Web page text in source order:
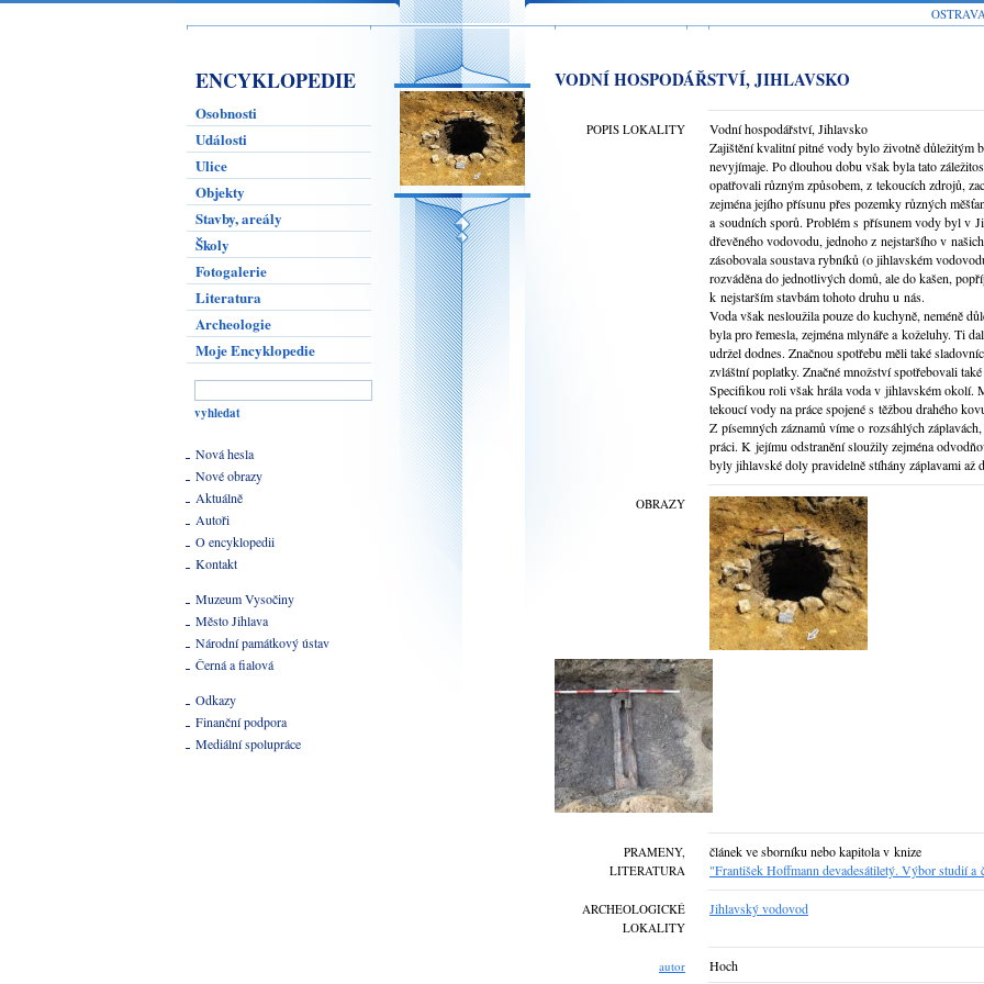
ENCYKLOPEDIE
Osobnosti
Události
Ulice
Objekty
Stavby, areály
Školy
Fotogalerie
Literatura
Archeologie
Moje Encyklopedie
Nová hesla
Nové obrazy
Aktuálně
Autoři
O encyklopedii
Kontakt
Muzeum Vysočiny
Město Jihlava
Národní památkový ústav
Černá a fialová
Odkazy
Finanční podpora
Mediální spolupráce
VODNÍ HOSPODÁŘSTVÍ, JIHLAVSKO
POPIS LOKALITY
Vodní hospodářství, Jihlavsko
Zajištění kvalitní pitné vody bylo životně důležitým
nevyjímaje. Po dlouhou dobu však byla tato
opatřovali různým způsobem, z tekoucích zdrojů,
zejména jejího přísunu přes pozemky různých
a soudních sporů. Problém s přísunem vody byl v
dřevěného vodovodu, jednoho z nejstaršího v
zásobovala soustava rybníků (o jihlavském
rozváděna do jednotlivých domů, ale do kašen,
k nejstarším stavbám tohoto druhu u nás.
Voda však nesloužila pouze do kuchyně, neméně
byla pro řemesla, zejména mlynáře a koželuhy. Ti
udržel dodnes. Značnou spotřebu měli také
zvláštní poplatky. Značné množství spotřebovali
Specifikou roli však hrála voda v jihlavském okolí.
tekoucí vody na práce spojené s těžbou drahého
Z písemných záznamů víme o rozsáhlých
práci. K jejímu odstranění sloužily zejména
byly jihlavské doly pravidelně stíhány záplavami až
OBRAZY
PRAMENY,
LITERATURA
článek ve sborníku nebo kapitola v knize
"František Hoffmann devadesátiletý. Výbor studií a
ARCHEOLOGICKÉ
LOKALITY
Jihlavský vodovod
autor Hoch